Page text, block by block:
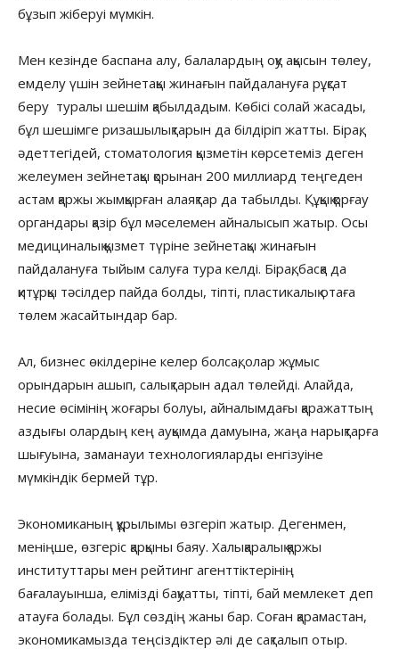
бұзып жіберуі мүмкін.
Мен кезінде баспана алу, балалардың оқу ақысын төлеу,
емделу үшін зейнетақы жинағын пайдалануға рұқсат
беру туралы шешім қабылдадым. Көбісі солай жасады,
бұл шешімге ризашылықтарын да білдіріп жатты. Бірақ,
әдеттегідей, стоматология қызметін көрсетеміз деген
желеумен зейнетақы қорынан 200 миллиард теңгеден
астам қаржы жымқырған алаяқтар да табылды. Құқық қорғау
органдары қазір бұл мәселемен айналысып жатыр. Осы
медициналық қызмет түріне зейнетақы жинағын
пайдалануға тыйым салуға тура келді. Бірақ, басқа да
қитұрқы тәсілдер пайда болды, тіпті, пластикалық отаға
төлем жасайтындар бар.
Ал, бизнес өкілдеріне келер болсақ, олар жұмыс
орындарын ашып, салықтарын адал төлейді. Алайда,
несие өсімінің жоғары болуы, айналымдағы қаражаттың
аздығы олардың кең ауқымда дамуына, жаңа нарықтарға
шығуына, заманауи технологияларды енгізуіне
мүмкіндік бермей тұр.
Экономиканың құрылымы өзгеріп жатыр. Дегенмен,
меніңше, өзгеріс қарқыны баяу. Халықаралық қаржы
институттары мен рейтинг агенттіктерінің
бағалауынша, елімізді бақуатты, тіпті, бай мемлекет деп
атауға болады. Бұл сөздің жаны бар. Соған қарамастан,
экономикамызда теңсіздіктер әлі де сақталып отыр.